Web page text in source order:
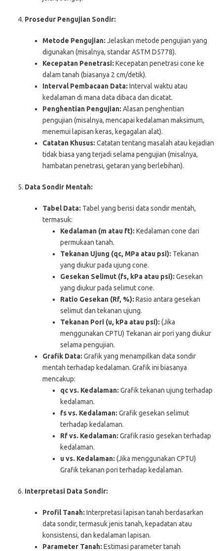
Prosedur Pengujian Sondir:
Metode Pengujian: Jelaskan metode pengujian yang
digunakan (misalnya, standar ASTM D5778).
Kecepatan Penetrasi: Kecepatan penetrasi cone ke
dalam tanah (biasanya 2 cm/detik).
Interval Pembacaan Data: Interval waktu atau
kedalaman di mana data dibaca dan dicatat.
Penghentian Pengujian: Alasan penghentian
pengujian (misalnya, mencapai kedalaman maksimum,
menemui lapisan keras, kegagalan alat).
Catatan Khusus: Catatan tentang masalah atau kejadian
tidak biasa yang terjadi selama pengujian (misalnya,
hambatan penetrasi, getaran yang berlebihan).
Data Sondir Mentah:
Tabel Data: Tabel yang berisi data sondir mentah,
termasuk:
Kedalaman (m atau ft): Kedalaman cone dari
permukaan tanah.
Tekanan Ujung (qc, MPa atau psi): Tekanan
yang diukur pada ujung cone.
Gesekan Selimut (fs, kPa atau psi): Gesekan
yang diukur pada selimut cone.
Ratio Gesekan (Rf, %): Rasio antara gesekan
selimut dan tekanan ujung.
Tekanan Pori (u, kPa atau psi): (Jika
menggunakan CPTU) Tekanan air pori yang diukur
selama pengujian.
Grafik Data: Grafik yang menampilkan data sondir
mentah terhadap kedalaman. Grafik ini biasanya
mencakup:
qc vs. Kedalaman: Grafik tekanan ujung terhadap
kedalaman.
fs vs. Kedalaman: Grafik gesekan selimut
terhadap kedalaman.
Rf vs. Kedalaman: Grafik rasio gesekan terhadap
kedalaman.
u vs. Kedalaman: (Jika menggunakan CPTU)
Grafik tekanan pori terhadap kedalaman.
Interpretasi Data Sondir:
Profil Tanah: Interpretasi lapisan tanah berdasarkan
data sondir, termasuk jenis tanah, kepadatan atau
konsistensi, dan kedalaman lapisan.
Parameter Tanah: Estimasi parameter tanah